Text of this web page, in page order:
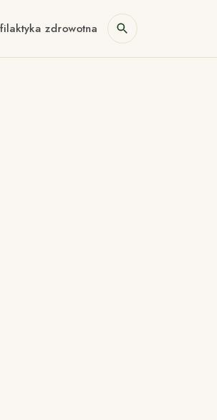
zdrowotna